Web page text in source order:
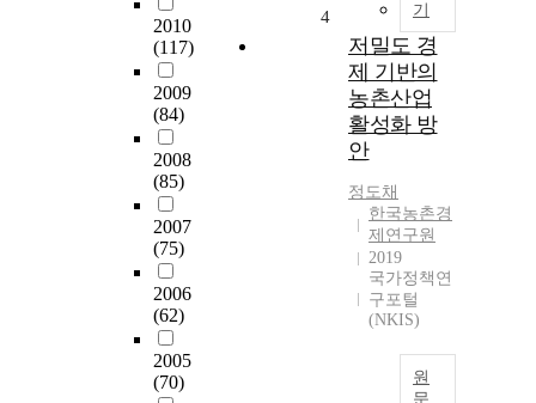
2010
(117)
2009
(84)
2008
(85)
2007
(75)
2006
(62)
2005
(70)
기
4
저밀도 경
제 기반의
농촌산업
활성화 방
안
정도채
한국농촌경
제연구원
2019
국가정책연
구포털
(NKIS)
원
문